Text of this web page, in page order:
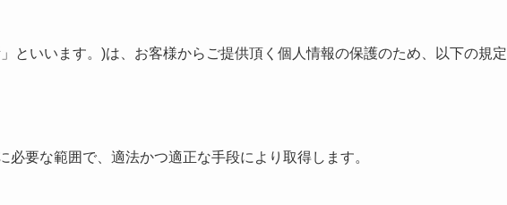
といいます。)は、お客様からご提供頂く個人情報の保護のため、以下の規定
要な範囲で、適法かつ適正な手段により取得します。